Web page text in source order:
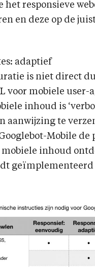
het responsieve
en deze op de
adaptief
is niet direct
voor mobiele user-
inhoud is
aanwijzing te
Mobile de
mobiele inhoud
geïmplementeerd